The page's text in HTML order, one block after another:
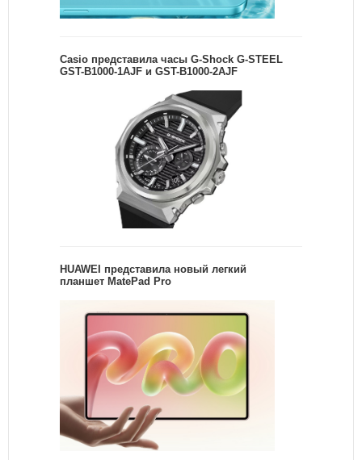
Casio представила часы G-Shock G-STEEL
GST-B1000-1AJF и GST-B1000-2AJF
HUAWEI представила новый легкий
планшет MatePad Pro